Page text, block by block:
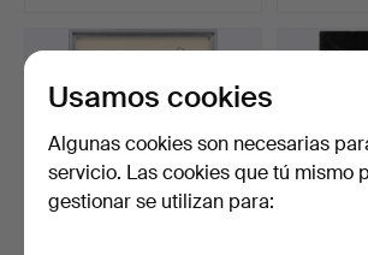
Usamos cookies
Algunas cookies son necesarias
servicio. Las cookies que tú mismo
gestionar se utilizan para: